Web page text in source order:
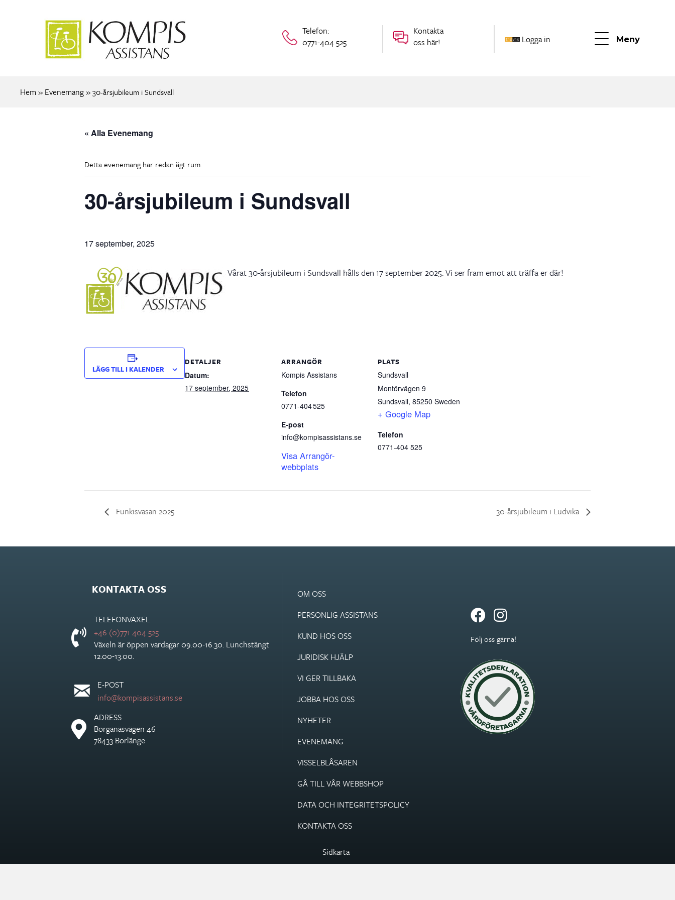
Telefon:
0771-404 525
Kontakta
oss här!
Logga in Meny
Hem » Evenemang»30-årsjubileum i Sundsvall
« Alla Evenemang
Detta evenemang har redan ägt rum.
30-årsjubileum i Sundsvall
17 september, 2025
Vårat 30-årsjubileum i Sundsvall hålls den 17 september 2025. Vi ser fram emot att träffa er där!
LÄGG TILL I KALENDER
DETALJER
Datum:
17 september, 2025
ARRANGÖR
Kompis Assistans
Telefon
0771-404 525
E-post
info@kompisassistans.se
Visa Arrangör-
webbplats
PLATS
Sundsvall
Montörvägen 9
Sundsvall, 85250 Sweden
+ Google Map
Telefon
0771-404 525
Funkisvasan 2025 30-årsjubileum i Ludvika
KONTAKTA OSS
TELEFONVÄXEL
+46 (0)771 404 525
Växeln är öppen vardagar 09.00-16.30. Lunchstängt
12.00-13.00.
E-POST
info@kompisassistans.se
ADRESS
Borganäsvägen 46
78433 Borlänge
OM OSS
PERSONLIG ASSISTANS
KUND HOS OSS
JURIDISK HJÄLP
VI GER TILLBAKA
JOBBA HOS OSS
NYHETER
EVENEMANG
VISSEL­BLÅSAREN
GÅ TILL VÅR WEBBSHOP
DATA OCH INTEGRITETS­POLICY
KONTAKTA OSS
Sidkarta
Följ oss gärna!